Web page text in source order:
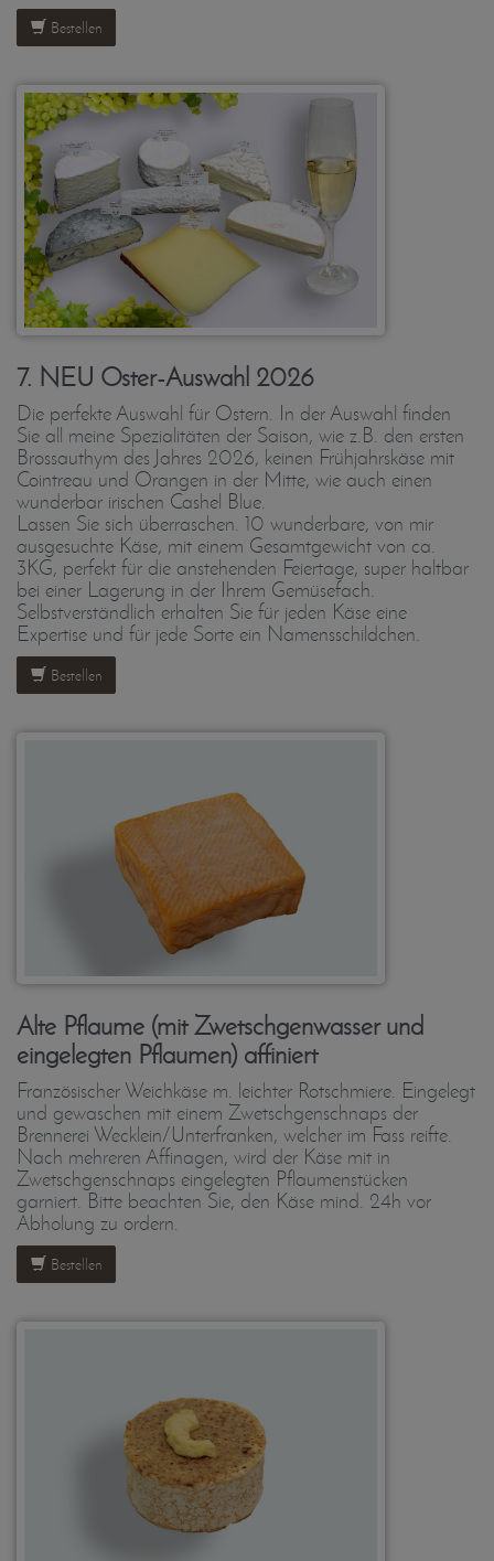
Bestellen
7. NEU Oster-Auswahl 2026
Die perfekte Auswahl für Ostern. In der Auswahl finden
Sie all meine Spezialitäten der Saison, wie z.B. den ersten
Brossauthym des Jahres 2026, keinen Frühjahrskäse mit
Cointreau und Orangen in der Mitte, wie auch einen
wunderbar irischen Cashel Blue.
Lassen Sie sich überraschen. 10 wunderbare, von mir
ausgesuchte Käse, mit einem Gesamtgewicht von ca.
3KG, perfekt für die anstehenden Feiertage, super haltbar
bei einer Lagerung in der Ihrem Gemüsefach.
Selbstverständlich erhalten Sie für jeden Käse eine
Expertise und für jede Sorte ein Namensschildchen.
Bestellen
Alte Pflaume (mit Zwetschgenwasser und
eingelegten Pflaumen) affiniert
Französischer Weichkäse m. leichter Rotschmiere. Eingelegt
und gewaschen mit einem Zwetschgenschnaps der
Brennerei Wecklein/Unterfranken, welcher im Fass reifte.
Nach mehreren Affinagen, wird der Käse mit in
Zwetschgenschnaps eingelegten Pflaumenstücken
garniert. Bitte beachten Sie, den Käse mind. 24h vor
Abholung zu ordern.
Bestellen